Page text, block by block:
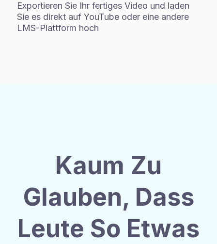
Exportieren Sie Ihr fertiges Video und laden
Sie es direkt auf YouTube oder eine andere
LMS-Plattform hoch
Kaum Zu
Glauben, Dass
Leute So Etwas